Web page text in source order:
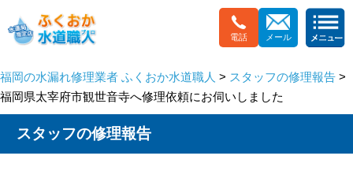
電話 メール
福岡の水漏れ修理業者 ふくおか水道職人 > スタッフの修理報告 >
福岡県太宰府市観世音寺へ修理依頼にお伺いしました
スタッフの修理報告